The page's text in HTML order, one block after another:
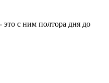
это с ним полтора дня до